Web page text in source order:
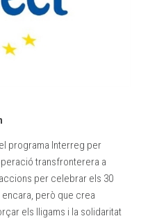
programa Interreg per
transfronterera a
per celebrar els 30
però que crea
els lligams i la solidaritat